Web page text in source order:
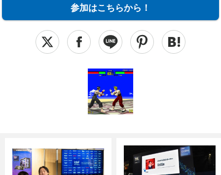
参加はこちらから！